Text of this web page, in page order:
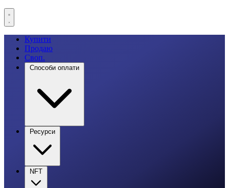
Купити
Продаю
Своп.
Способи оплати
Ресурси
NFT